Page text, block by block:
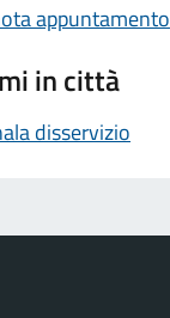
appuntamento
in città
disservizio